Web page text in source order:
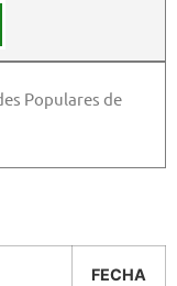
Populares de
FECHA